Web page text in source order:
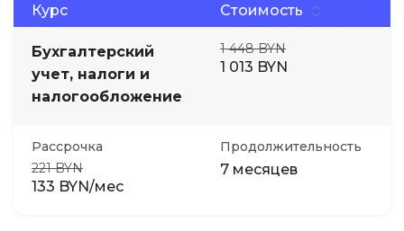
Курс Стоимость
Бухгалтерский
учет, налоги и
налогообложение
1 448 BYN
1 013 BYN
Рассрочка
221 BYN
133 BYN/мес
Продолжительность
7 месяцев